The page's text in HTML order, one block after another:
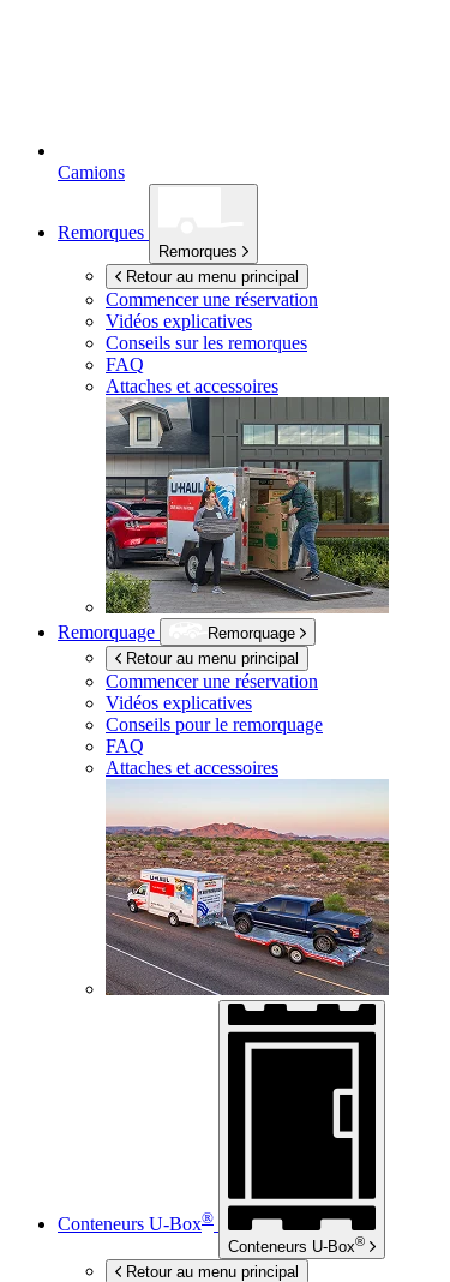
Camions
Remorques
Remorques
Retour au menu principal
Commencer une réservation
Vidéos explicatives
Conseils sur les remorques
FAQ
Attaches et accessoires
Remorquage
Remorquage
Retour au menu principal
Commencer une réservation
Vidéos explicatives
Conseils pour le remorquage
FAQ
Attaches et accessoires
Conteneurs U-Box®
Conteneurs U-Box®
Retour au menu principal